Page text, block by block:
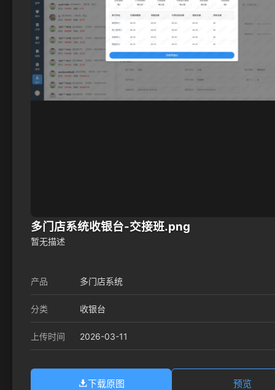
多门店系统收银台-交接班.png
暂无描述
产品 多门店系统
分类 收银台
上传时间 2026-03-11
下载原图 预览